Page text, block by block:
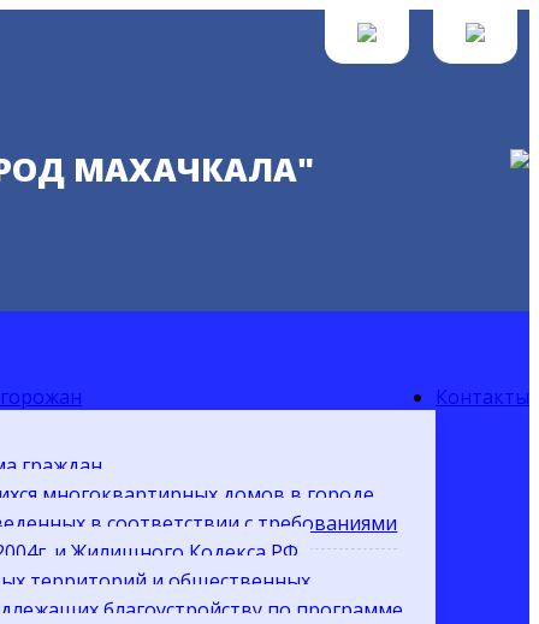
МАХАЧКАЛА"
граждан
многоквартирных домов в городе
в соответствии с требованиями
и Жилищного Кодекса РФ
территорий и общественных
благоустройству по программе
Контакты